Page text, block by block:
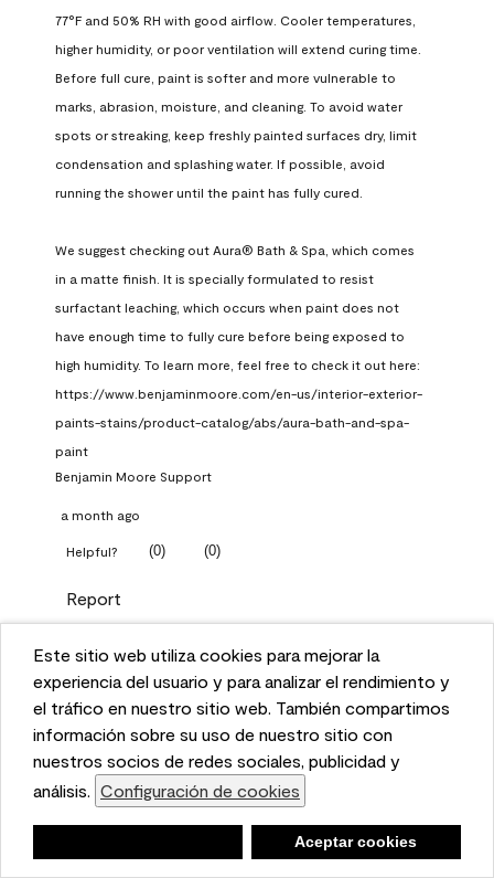
This website uses cookies to enhance user experience
and to analyze performance and traffic on our website.
We also share information about your use of our site
with our social media, advertising, and analytics
partners. Cookie Settings
Accept Cookies
Este sitio web utiliza cookies para mejorar la
experiencia del usuario y para analizar el rendimiento y
el tráfico en nuestro sitio web. También compartimos
información sobre su uso de nuestro sitio con
nuestros socios de redes sociales, publicidad y
análisis. Configuración de cookies
Aceptar cookies
77°F and 50% RH with good airflow. Cooler temperatures,
higher humidity, or poor ventilation will extend curing time.
Before full cure, paint is softer and more vulnerable to
marks, abrasion, moisture, and cleaning. To avoid water
spots or streaking, keep freshly painted surfaces dry, limit
condensation and splashing water. If possible, avoid
running the shower until the paint has fully cured.
We suggest checking out Aura® Bath & Spa, which comes
in a matte finish. It is specially formulated to resist
surfactant leaching, which occurs when paint does not
have enough time to fully cure before being exposed to
high humidity. To learn more, feel free to check it out here:
https://www.benjaminmoore.com/en-us/interior-exterior-
paints-stains/product-catalog/abs/aura-bath-and-spa-
paint
Benjamin Moore Support
a month ago
Helpful? (0) (0)
Report
Q: What Aura paint color
should I use in north facing
entryway?
1 Answer